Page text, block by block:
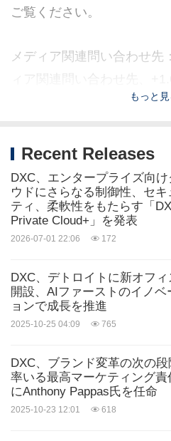
ご覧ください。
メディア関連問い合わせ先
angelena.abate@dxc.com
写
https://
ソース: DXC Technology
Related Stocks:
キーワード: 銀行/金融サービス
ア
コンピュータ
クセキュリティ
もっと
Recent Releases
DXC、エンタープライズ向け
ウドにさらなる制御性、セキ
ティ、柔軟性をもたらす「
Private Cloud+」を発表
2026-07-01 22:06 172
DXC、デトロイトに新オフィ
開設、AIファーストのイノベ
ョンで成長を推進
2025-10-25 04:09 765
DXC、ブランド変革の次の段
率いる最高マーケティング責
にAnthony Pappas氏を任命
2025-10-23 12:01 618